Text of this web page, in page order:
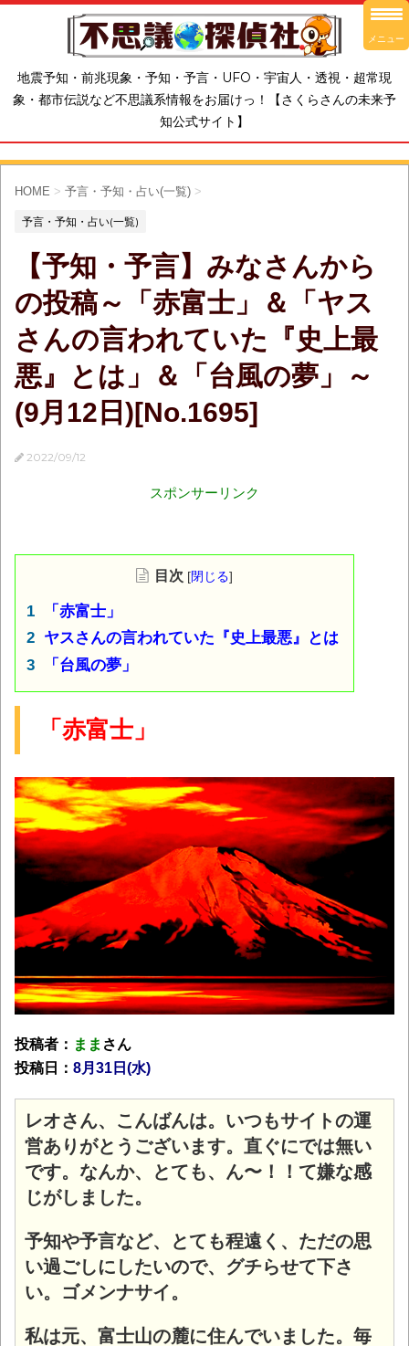
地震予知・前兆現象・予知・予言・UFO・宇宙人・透視・超常現
象・都市伝説など不思議系情報をお届けっ！【さくらさんの未来予
知公式サイト】
HOME > 予言・予知・占い(一覧) >
予言・予知・占い(一覧)
【予知・予言】みなさんから
の投稿～「赤富士」＆「ヤス
さんの言われていた『史上最
悪』とは」＆「台風の夢」～
(9月12日)[No.1695]
2022/09/12
スポンサーリンク
目次 [閉じる]
「赤富士」
ヤスさんの言われていた『史上最悪』とは
「台風の夢」
「赤富士」
投稿者： まま さん
投稿日： 8月31 日(水)
レオさん、こんばんは。いつもサイトの運
営ありがとうございます。直ぐにでは無い
です。なんか、とても、ん〜！！て嫌な感
じがしました。
予知や予言など、とても程遠く、ただの思
い過ごしにしたいので、グチらせて下さ
い。ゴメンナサイ。
私は元、富士山の麓に住んでいました。毎
メニュー